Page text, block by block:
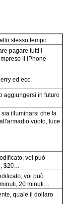
stesso tempo
pagare tutti i
il iPhone
ed ecc.
aggiungersi in futuro
illuminarsi che la
vuoto, luce
voi può
$20…
voi può
20 minuti…
quale il dollaro